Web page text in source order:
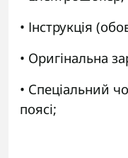
• Інструкція
• Оригінальна
• Спеціальний
поясі;